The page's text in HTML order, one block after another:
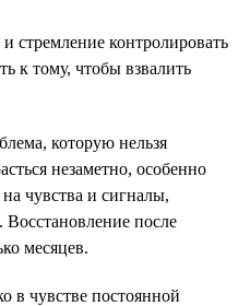
стремление контролировать
к тому, чтобы взвалить
которую нельзя
незаметно, особенно
чувства и сигналы,
после
месяцев.
в чувстве постоянной